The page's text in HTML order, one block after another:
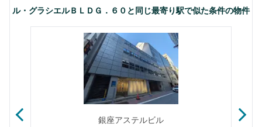
ル・グラシエルＢＬＤＧ．６０と同じ最寄り駅で似た条件の物件
銀座アステルビル